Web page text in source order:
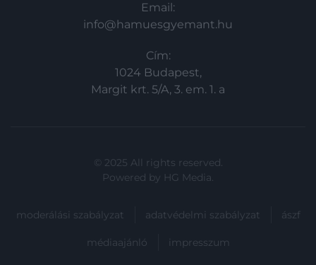
Email:
info@hamuesgyemant.hu
Cím:
1024 Budapest,
Margit krt. 5/A, 3. em. 1. a
© 2025 All rights reserved.
Powered by HG Media.
moderálási szabályzat adatvédelmi szabályzat ászf
médiaajánló impresszum